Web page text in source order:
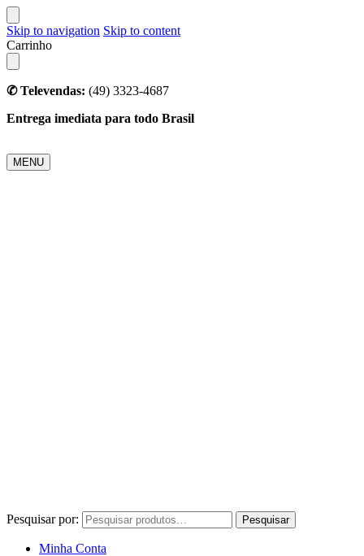
Skip to navigation Skip to content
Carrinho
✆ Televendas: (49) 3323-4687
Entrega imediata para todo Brasil
MENU
Pesquisar por: Pesquisar
Minha Conta